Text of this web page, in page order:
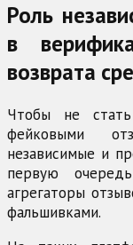
Роль
в
возврата
Чтобы не
фейковыми
независимые и
первую
агрегаторы
фальшивками.